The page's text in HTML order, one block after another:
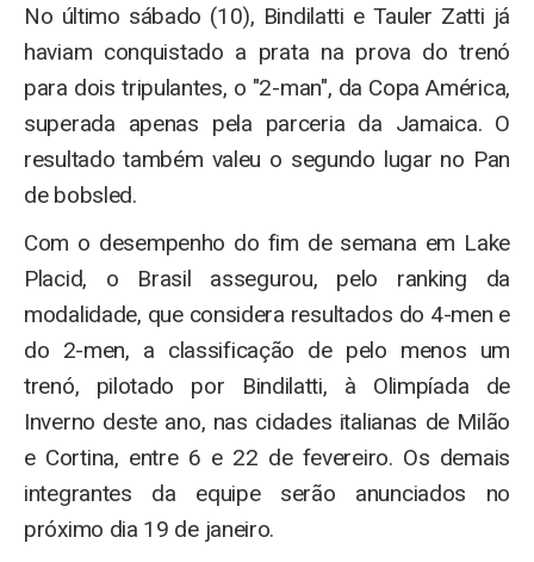
No último sábado (10), Bindilatti e Tauler Zatti já
haviam conquistado a prata na prova do trenó
para dois tripulantes, o "2-man", da Copa América,
superada apenas pela parceria da Jamaica. O
resultado também valeu o segundo lugar no Pan
de bobsled.
Com o desempenho do fim de semana em Lake
Placid, o Brasil assegurou, pelo ranking da
modalidade, que considera resultados do 4-men e
do 2-men, a classificação de pelo menos um
trenó, pilotado por Bindilatti, à Olimpíada de
Inverno deste ano, nas cidades italianas de Milão
e Cortina, entre 6 e 22 de fevereiro. Os demais
integrantes da equipe serão anunciados no
próximo dia 19 de janeiro.